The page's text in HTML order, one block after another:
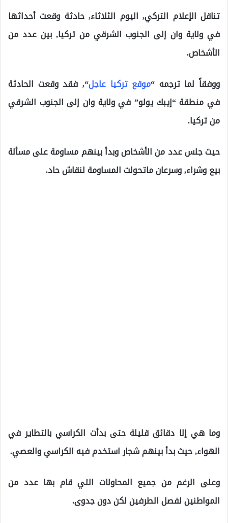
تناقل الإعلام التركي, اليوم الثلاثاء, حادثة وقعت أحداثها
في ولاية وان إلى الجنوب الشرقي من تركيا, بين عدد من
الأشخاص.
ووفقاً لما ترجمه “موقع تركيا عاجل“, فقد وقعت الحادثة
في منطقة “إيبك يولو” في ولاية وان إلى الجنوب الشرقي
من تركيا.
حيث جلس عدد من الأشخاص وبدأ بينهم مساومة على مسألة
بيع وشراء, وسرعان ماتحولت المساومة لنقاش حاد.
وما هي إلا دقائق قليلة حتى بدأت الكراسي بالتطاير في
الهواء, حيث بدأ بينهم شجار استخدم فيه الكراسي والعصي.
وعلى الرغم من جميع المحاولات التي قام بها عدد من
المواطنين لفصل الطرفين لكن دون جدوى.